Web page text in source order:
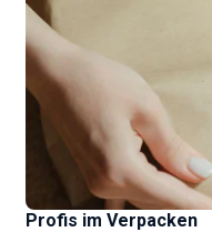
Profis im Verpacken